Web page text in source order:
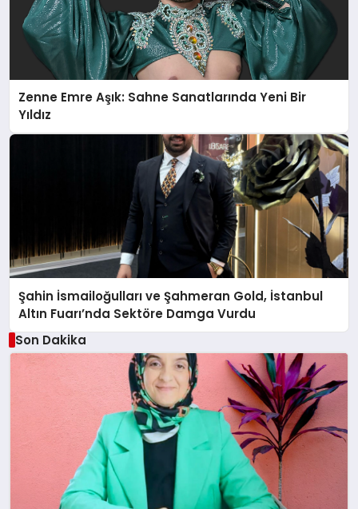
Zenne Emre Aşık: Sahne Sanatlarında Yeni Bir
Yıldız
Şahin İsmailoğulları ve Şahmeran Gold, İstanbul
Altın Fuarı’nda Sektöre Damga Vurdu
Son Dakika